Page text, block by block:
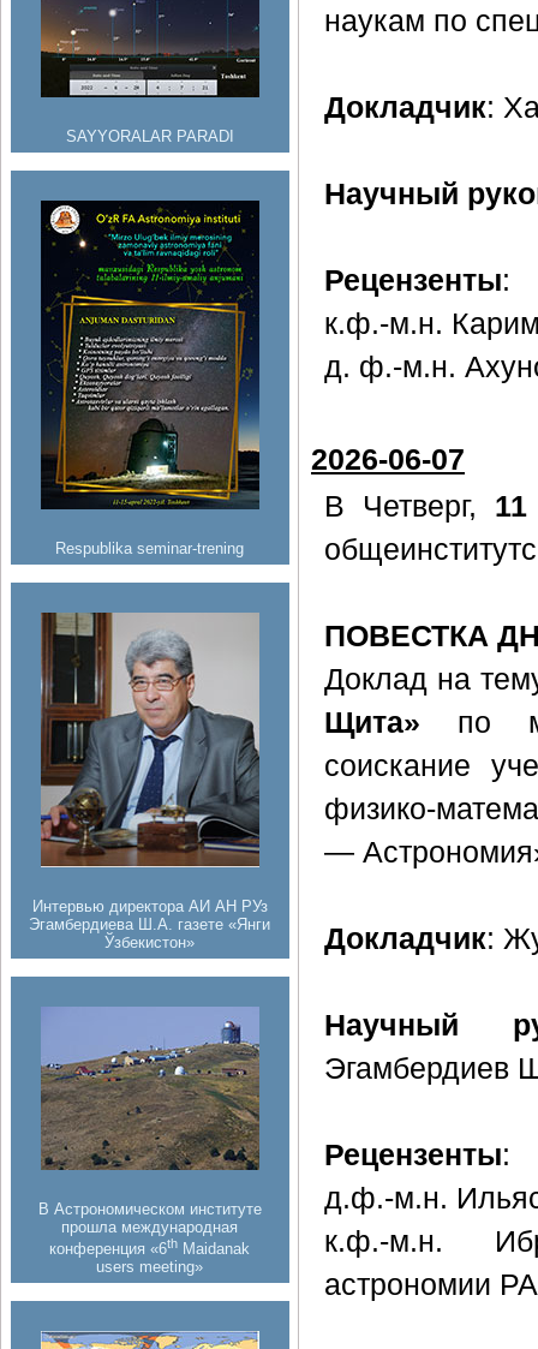
SAYYORALAR PARADI
Respublika seminar-trening
Интервью директора АИ АН РУз
Эгамбердиева Ш.А. газете «Янги
Ўзбекистон»
В Астрономическом институте
прошла международная
конференция «6th Maidanak
users meeting»
наукам по
Докладчик:
Научный
Рецензенты:
к.ф.-м.н.
д. ф.-м.н.
2026-06-07
В Четверг,
ПОВЕСТКА
Доклад на
Щита» по
соискание
физико-
—
Докладчик:
Научный
Эгамбердиев
Рецензенты:
д.ф.-м.н.
к.ф.-м.н.
астрономии